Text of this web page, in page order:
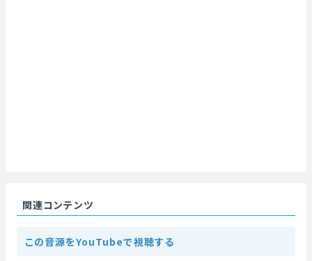
関連コンテンツ
この音源をYouTubeで視聴する